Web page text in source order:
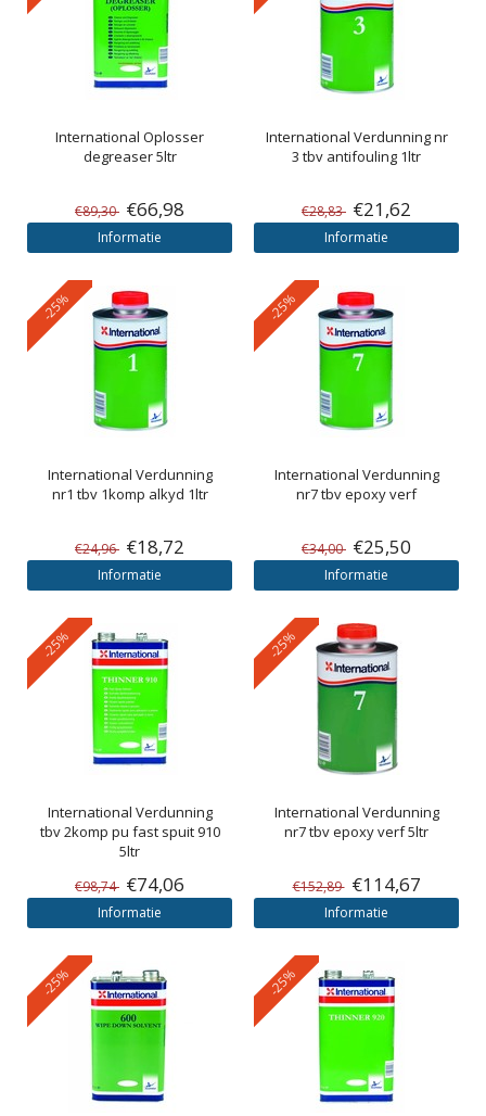
International Oplosser
degreaser 5ltr
€89,30 €66,98
Informatie
International Verdunning nr
3 tbv antifouling 1ltr
€28,83 €21,62
Informatie
-25%
International Verdunning
nr1 tbv 1komp alkyd 1ltr
€24,96 €18,72
Informatie
-25%
International Verdunning
nr7 tbv epoxy verf
€34,00 €25,50
Informatie
-25%
International Verdunning
tbv 2komp pu fast spuit 910
5ltr
€98,74 €74,06
Informatie
-25%
International Verdunning
nr7 tbv epoxy verf 5ltr
€152,89 €114,67
Informatie
-25% -25%